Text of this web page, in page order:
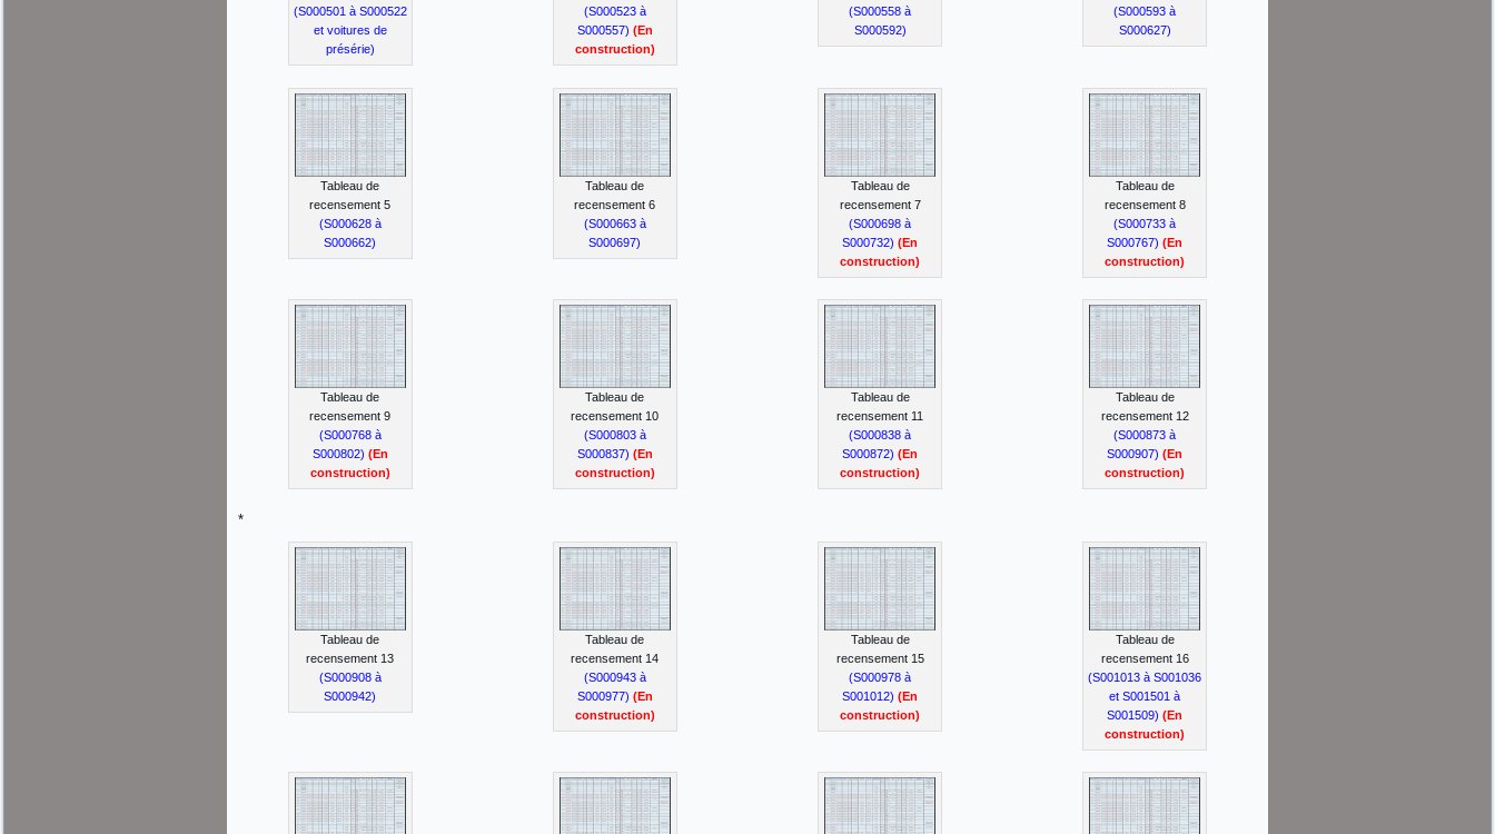
(S000501 à S000522
et voitures de
présérie)
(S000523 à
S000557) (En
construction)
(S000558 à
S000592)
(S000593 à
S000627)
Tableau de
recensement 5
(S000628 à
S000662)
Tableau de
recensement 6
(S000663 à
S000697)
Tableau de
recensement 7
(S000698 à
S000732) (En
construction)
Tableau de
recensement 8
(S000733 à
S000767) (En
construction)
Tableau de
recensement 9
(S000768 à
S000802) (En
construction)
Tableau de
recensement 10
(S000803 à
S000837) (En
construction)
Tableau de
recensement 11
(S000838 à
S000872) (En
construction)
Tableau de
recensement 12
(S000873 à
S000907) (En
construction)
*
Tableau de
recensement 13
(S000908 à
S000942)
Tableau de
recensement 14
(S000943 à
S000977) (En
construction)
Tableau de
recensement 15
(S000978 à
S001012) (En
construction)
Tableau de
recensement 16
(S001013 à S001036
et S001501 à
S001509) (En
construction)